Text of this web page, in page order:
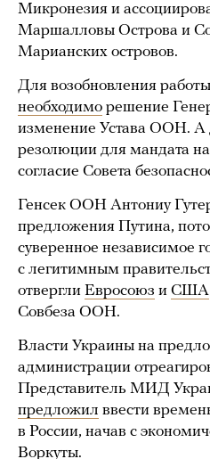
Микронезия и
Маршалловы Острова и
Марианских островов.
Для возобновления
необходимо решение
изменение Устава ООН. А
резолюции для мандата
согласие Совета
Генсек ООН Антониу
предложения Путина,
суверенное независимое
с легитимным
отвергли Евросоюз и США
Совбеза ООН.
Власти Украины на
администрации
Представитель МИД
предложил ввести
в России, начав с
Воркуты.